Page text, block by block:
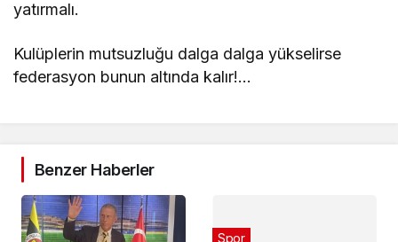
yatırmalı.
Kulüplerin mutsuzluğu dalga dalga yükselirse
federasyon bunun altında kalır!…
Benzer Haberler
Spor